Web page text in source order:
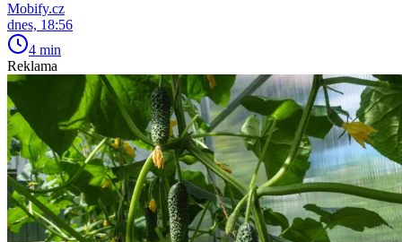
Mobify.cz
dnes, 18:56
4 min
Reklama